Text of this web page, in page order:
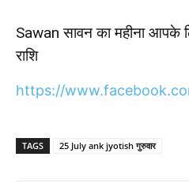
Sawan सावन का महीना आपके
राशि
https://
TAGS 25 July ank jyotish गुरुवार